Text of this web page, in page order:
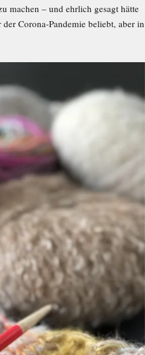
machen – und ehrlich gesagt hätte
Corona-Pandemie beliebt, aber in